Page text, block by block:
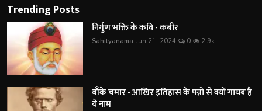
Trending Posts
निर्गुण भक्ति के कवि - कबीर
Sahityanama Jun 21, 2024 0 2.9k
बाँके चमार - आखिर इतिहास के पन्नों से क्यों गायब है
ये नाम